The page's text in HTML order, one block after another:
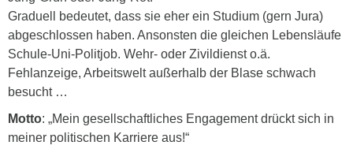
Graduell bedeutet, dass sie eher ein Studium (gern Jura)
abgeschlossen haben. Ansonsten die gleichen Lebensläufe
Schule-Uni-Politjob. Wehr- oder Zivildienst o.ä.
Fehlanzeige, Arbeitswelt außerhalb der Blase schwach
besucht …
Motto: „Mein gesellschaftliches Engagement drückt sich in
meiner politischen Karriere aus!“